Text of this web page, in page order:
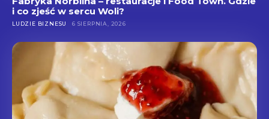
i co zjeść w sercu Woli?
LUDZIE BIZNESU 6 SIERPNIA, 2026